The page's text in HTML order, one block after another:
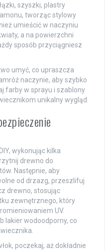
szyszki, plastry
tworząc stylowy
umieścić w naczyniu
a na powierzchni
sposób przyciągniesz
umyć, co upraszcza
naczynie, aby szybko
farby w sprayu i szablony
unikalny wygląd.
wykonując kilka
drewno do
Następnie, aby
od drzazg, przeszlifuj
drewno, stosując
zewnętrznego, który
UV.
lakier wodoodporny, co
poczekaj, aż dokładnie